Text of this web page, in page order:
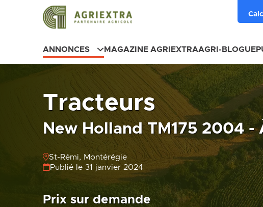
ANNONCES MAGAZINE AGRIEXTRAAGRI-BLOGUE
Tracteurs
New Holland TM175 2004 -
St-Rémi, Montérégie
Publié le 31 janvier 2024
Prix sur demande